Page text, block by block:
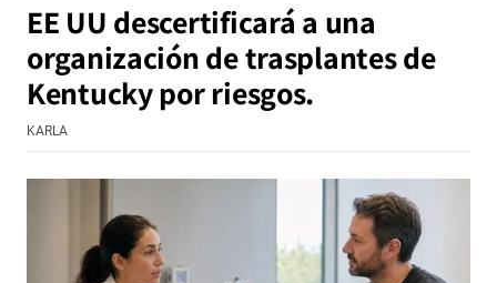
EE UU descertificará a una
organización de trasplantes de
Kentucky por riesgos.
KARLA